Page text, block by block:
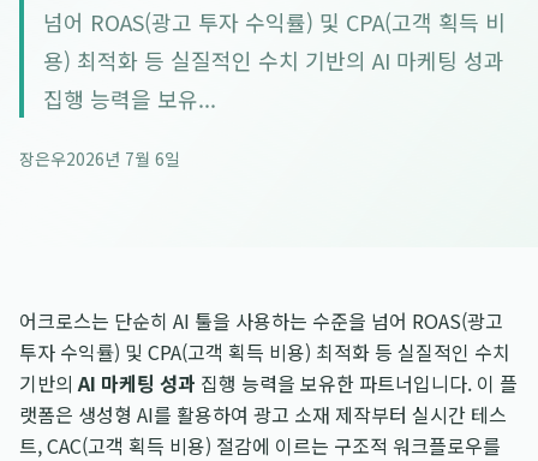
넘어 ROAS(광고 투자 수익률) 및 CPA(고객 획득 비
용) 최적화 등 실질적인 수치 기반의 AI 마케팅 성과
집행 능력을 보유...
장은우2026년 7월 6일
어크로스는 단순히 AI 툴을 사용하는 수준을 넘어 ROAS(광고
투자 수익률) 및 CPA(고객 획득 비용) 최적화 등 실질적인 수치
기반의AI 마케팅 성과 집행 능력을 보유한 파트너입니다. 이 플
랫폼은 생성형 AI를 활용하여 광고 소재 제작부터 실시간 테스
트, CAC(고객 획득 비용) 절감에 이르는 구조적 워크플로우를